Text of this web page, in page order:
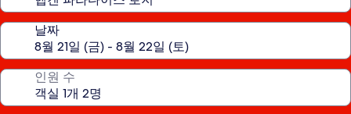
날짜
인원 수